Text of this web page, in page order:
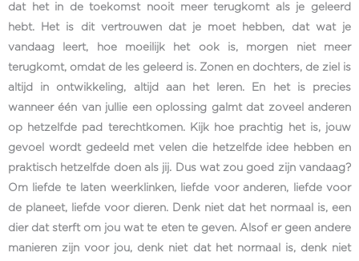
dat het in de toekomst nooit meer terugkomt als je geleerd
hebt. Het is dit vertrouwen dat je moet hebben, dat wat je
vandaag leert, hoe moeilijk het ook is, morgen niet meer
terugkomt, omdat de les geleerd is. Zonen en dochters, de ziel is
altijd in ontwikkeling, altijd aan het leren. En het is precies
wanneer één van jullie een oplossing galmt dat zoveel anderen
op hetzelfde pad terechtkomen. Kijk hoe prachtig het is, jouw
gevoel wordt gedeeld met velen die hetzelfde idee hebben en
praktisch hetzelfde doen als jij. Dus wat zou goed zijn vandaag?
Om liefde te laten weerklinken, liefde voor anderen, liefde voor
de planeet, liefde voor dieren. Denk niet dat het normaal is, een
dier dat sterft om jou wat te eten te geven. Alsof er geen andere
manieren zijn voor jou, denk niet dat het normaal is, denk niet